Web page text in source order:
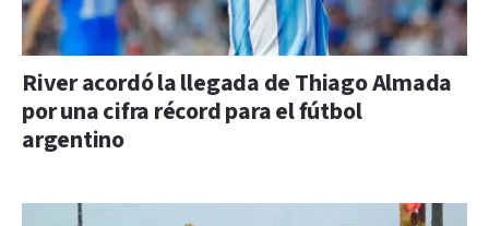
River acordó la llegada de Thiago Almada
por una cifra récord para el fútbol
argentino